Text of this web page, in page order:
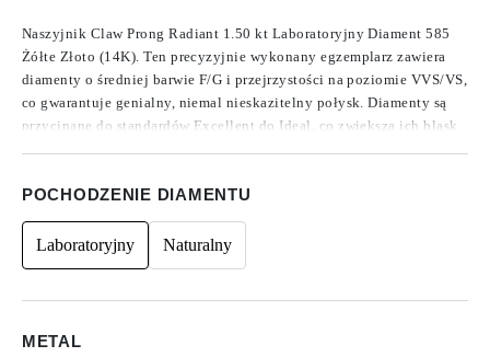
Naszyjnik Claw Prong Radiant 1.50 kt Laboratoryjny Diament 585
Żółte Złoto (14K). Ten precyzyjnie wykonany egzemplarz zawiera
diamenty o średniej barwie F/G i przejrzystości na poziomie VVS/VS,
co gwarantuje genialny, niemal nieskazitelny połysk. Diamenty są
przycinane do standardów Excellent do Ideal, co zwiększa ich blask.
POCHODZENIE DIAMENTU
Laboratoryjny Naturalny
METAL